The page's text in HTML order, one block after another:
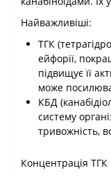
Найважливіші:
ТГК
ейфорії,
підвищує її
може
КБД
систему
тривожність,
Концентрація ТГК